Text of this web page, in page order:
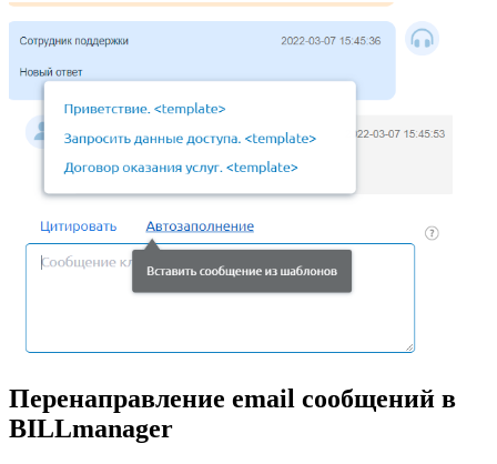
Перенаправление email сообщений в
BILLmanager